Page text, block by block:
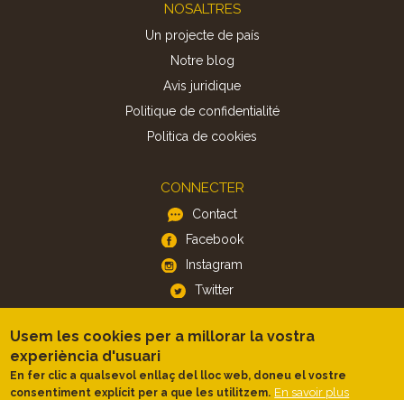
NOSALTRES
Un projecte de país
Notre blog
Avis juridique
Politique de confidentialité
Politica de cookies
CONNECTER
Contact
Facebook
Instagram
Twitter
APP
iOS
Android
Usem les cookies per a millorar la vostra
experiència d'usuari
En fer clic a qualsevol enllaç del lloc web, doneu el vostre
consentiment explícit per a que les utilitzem. En savoir plus